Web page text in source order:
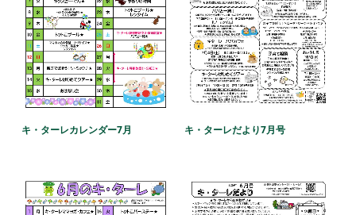
キ・ターレカレンダー7月 キ・ターレだより7月号